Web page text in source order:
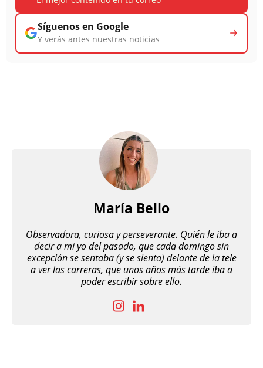
Síguenos en Google
Y verás antes nuestras noticias
María Bello
Observadora, curiosa y perseverante. Quién le iba a
decir a mi yo del pasado, que cada domingo sin
excepción se sentaba (y se sienta) delante de la tele
a ver las carreras, que unos años más tarde iba a
poder escribir sobre ello.